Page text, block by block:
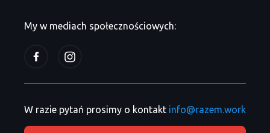
My w mediach społecznościowych:
W razie pytań prosimy o kontakt info@razem.work